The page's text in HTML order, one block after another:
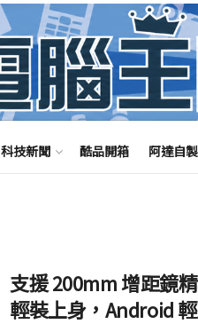
科技新聞 酷品開箱 阿達自
支援 200mm 增距鏡
輕裝上身，Android